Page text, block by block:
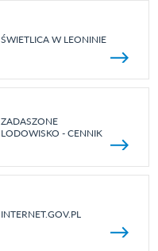
ŚWIETLICA W LEONINIE
ZADASZONE
LODOWISKO - CENNIK
INTERNET.GOV.PL